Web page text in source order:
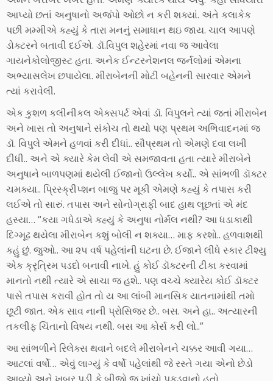
આપ્યો છતાં અનુષાનો અજંપો ઓછો ન કરી શક્યાં. અંતે કલાકેક
પછી મમ્મીએ કહ્યું કે તારા મનનું સમાધાન થઇ જાય. ચાલ આપણે
ડોક્ટરને બતાવી દઈએ. ડૉ.વિપુલ શહેરમાં નવા જ આવેલા
ગાયનેકોલોજીસ્ટ હતા. અનેક ઈન્ટરનેશનલ જર્નલોમાં એમના
અભ્યાસલેખ છપાયેલા. મીરાબેનની મોટી બહેનની સારવાર એમને
ત્યાં કરાવેલી.
એક કુશળ કલીનીકલ એક્સપર્ટ એવાં ડૉ. વિપુલને ત્યાં જતાં મીરાબેન
અને ખાસ તો અનુષાને સંકોચ તો થયો પણ પ્રથમ અભિવાદનમાં જ
ડૉ. વિપુલે એમને હળવાં કરી દીધાં.. સૌપ્રથમ તો એમણે દવા લખી
દીધી.. અને એ ક્યારે કેમ લેવી એ સમજાવતા હતા ત્યારે મીરાબેને
અનુષાને બાળપણમાં થયેલી ઈજાનો ઉલ્લેખ કર્યો.. એ સાંભળી ડૉક્ટર
ચમક્યા.. પ્રિસ્ક્રીપ્શન બાજુ પર મૂકી એમણે કહ્યું કે તપાસ કરી
લઈએ તો સારું. તપાસ અને સોનોગ્રાફી બાદ હાથ લૂછતાં એ મંદ
હસ્યા… “કયા ગધેડાએ કહ્યું કે અનુષા નોર્મલ નથી? આ ધડાકાથી
દિગ્મૂઢ થયેલા મીરાબેન કશું બોલી ન શક્યા… માફ કરશો.. હળવાશથી
કહું છું. જુઓ.. આ ૨૫ વર્ષ પહેલાંની ઘટના છે. ઈજાને લીધે સ્કાર ટીશ્યુ
એક ક્રૃત્રિમ પડદો બનાવી નાખે. હું કોઈ ડૉક્ટરની ટીકા કરવામાં
માનતો નથી ત્યારે એ સાચા જ હશે.. પણ વચ્ચે ક્યારેય કોઈ ડૉક્ટર
પાસે તપાસ કરાવી હોત તો ય આ લાંબી માનસિક યાતનામાંથી તમો
છૂટી જાત. એક સાવ નાની પ્રોસિજર છે.. બસ. અને હા.. અત્યારની
તકલીફ ચિંતાનો વિષય નથી. બસ આ કોર્સ કરી લો..”
આ સાંભળીને રિલેક્સ થવાને બદલે મીરાબેનને ચક્કર આવી ગયા…
આટલાં વર્ષો… એવું લાગ્યું કે વર્ષો પહેલાંથી જે રસ્તે ગયા એનો છેડો